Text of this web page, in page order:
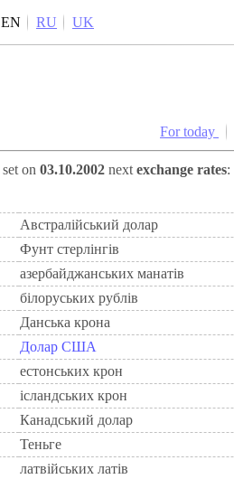
EN RU UK
For today
set on 03.10.2002 next exchange rates:
Австралійський долар
Фунт стерлінгів
азербайджанських манатів
білоруських рублів
Данська крона
Долар США
естонських крон
ісландських крон
Канадський долар
Теньге
латвійських латів